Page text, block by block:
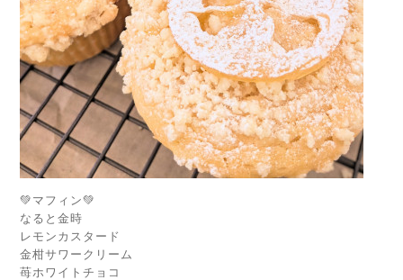
💚マフィン💚
なると金時
レモンカスタード
金柑サワークリーム
苺ホワイトチョコ